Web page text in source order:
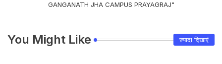
GANGANATH JHA CAMPUS PRAYAGRAJ"
You Might Like ज़्यादा दिखाएं